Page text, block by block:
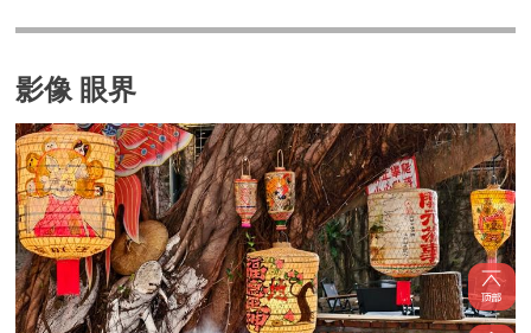
影像 眼界